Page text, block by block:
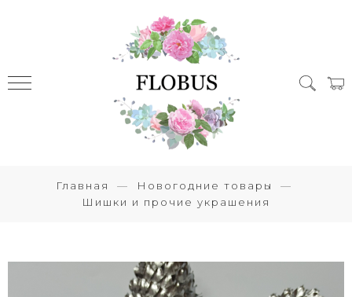
Главная
Новогодние товары
Шишки и прочие украшения